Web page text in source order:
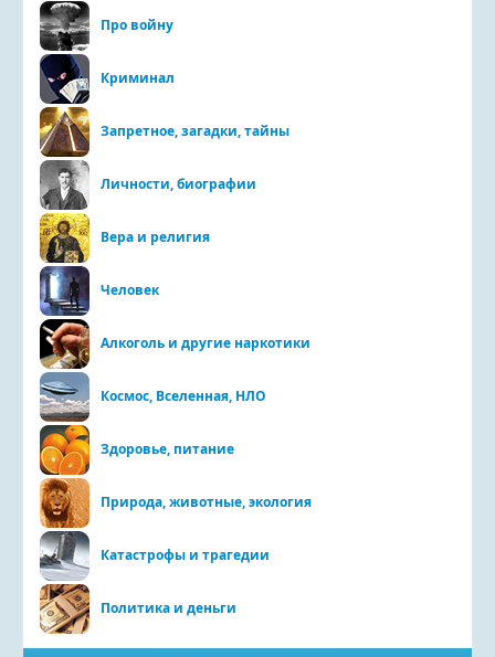
Про войну
Криминал
Запретное, загадки, тайны
Личности, биографии
Вера и религия
Человек
Алкоголь и другие наркотики
Космос, Вселенная, НЛО
Здоровье, питание
Природа, животные, экология
Катастрофы и трагедии
Политика и деньги